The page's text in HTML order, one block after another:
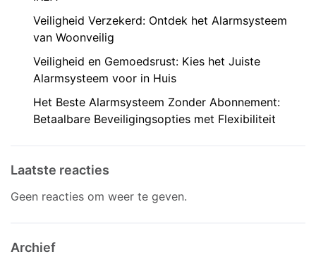
Veiligheid Verzekerd: Ontdek het Alarmsysteem
van Woonveilig
Veiligheid en Gemoedsrust: Kies het Juiste
Alarmsysteem voor in Huis
Het Beste Alarmsysteem Zonder Abonnement:
Betaalbare Beveiligingsopties met Flexibiliteit
Laatste reacties
Geen reacties om weer te geven.
Archief